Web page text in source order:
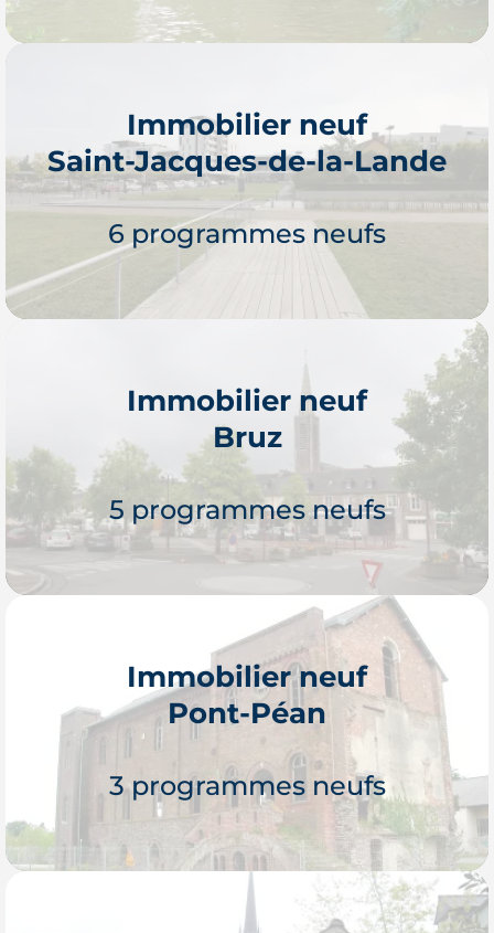
Je découvre
Immobilier neuf
Saint-Jacques-de-la-Lande
6 programmes neufs
Je découvre
Immobilier neuf
Bruz
5 programmes neufs
Je découvre
Immobilier neuf
Pont-Péan
3 programmes neufs